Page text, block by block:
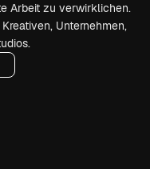
Arbeit zu verwirklichen.
Unternehmen,